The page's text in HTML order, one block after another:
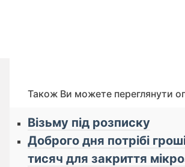
Також Ви можете переглянути
Візьму під розписку
Доброго дня потрібі
тисяч для закриття